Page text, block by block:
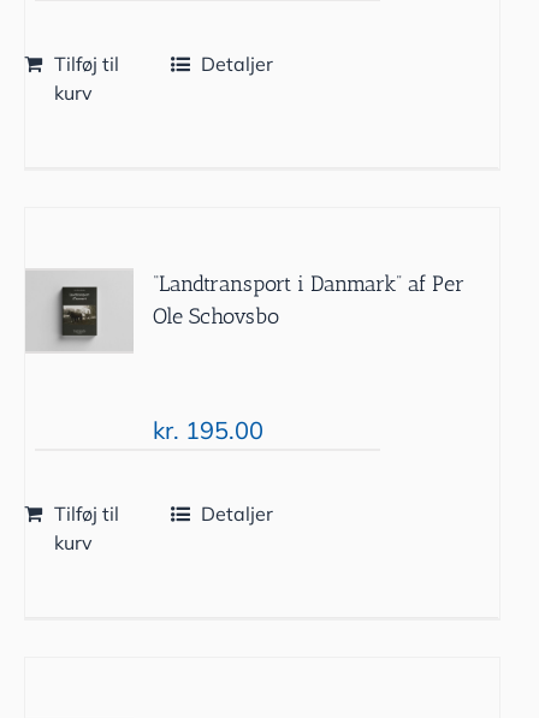
Tilføj til
kurv
Detaljer
“Landtransport i Danmark” af Per
Ole Schovsbo
kr. 195.00
Tilføj til
kurv
Detaljer